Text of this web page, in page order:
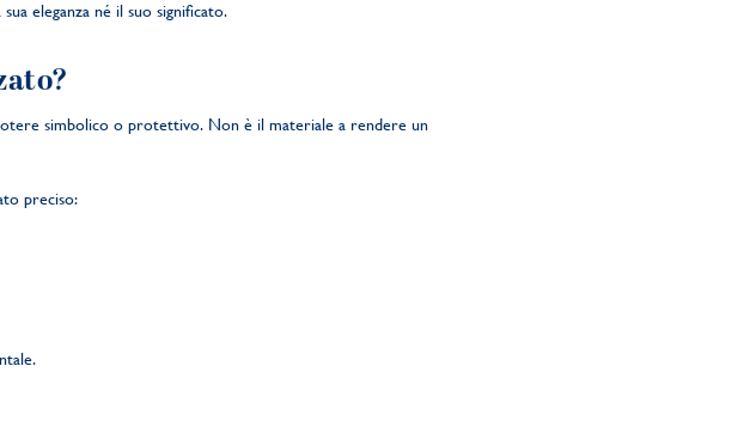
eleganza né il suo significato.
simbolico o protettivo. Non è il materiale a rendere un
preciso: